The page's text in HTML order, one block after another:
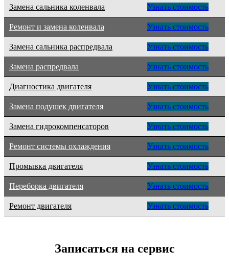
Замена сальника коленвала Узнать стоимость
Ремонт и замена коленвала Узнать стоимость
Замена сальника распредвала Узнать стоимость
Замена распредвала Узнать стоимость
Диагностика двигателя Узнать стоимость
Замена подушек двигателя Узнать стоимость
Замена гидрокомпенсаторов Узнать стоимость
Ремонт системы охлаждения Узнать стоимость
Промывка двигателя Узнать стоимость
Переборка двигателя Узнать стоимость
Ремонт двигателя Узнать стоимость
Записаться на сервис